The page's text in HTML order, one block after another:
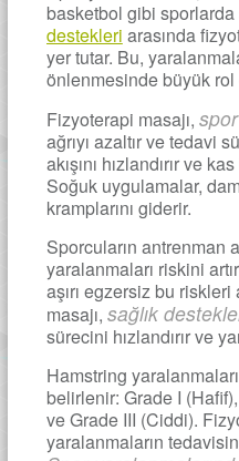
basketbol gibi sporlarda
destekleri arasında
yer tutar. Bu,
önlenmesinde büyük rol
Fizyoterapi masajı,
ağrıyı azaltır ve tedavi
akışını hızlandırır ve
Soğuk uygulamalar,
kramplarını giderir.
Sporcuların antrenman
yaralanmaları riskini
aşırı egzersiz bu riskleri
masajı, sağlık
sürecini hızlandırır ve
Hamstring
belirlenir: Grade I
ve Grade III (Ciddi).
yaralanmaların